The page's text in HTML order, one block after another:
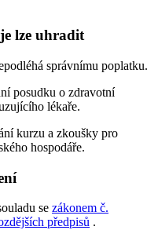
lze uhradit
správnímu poplatku.
posudku o zdravotní
lékaře.
kurzu a zkoušky pro
hospodáře.
se zákonem č.
předpisů .